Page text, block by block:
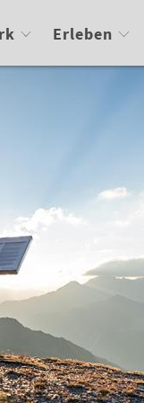
Erleben